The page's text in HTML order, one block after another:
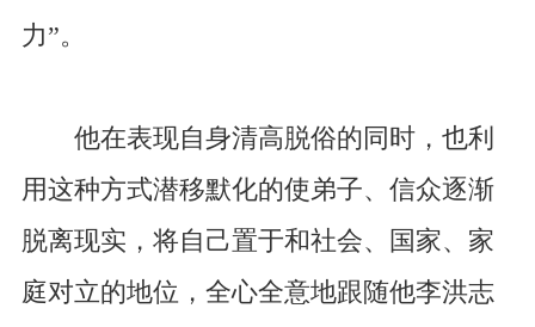
力”。
他在表现自身清高脱俗的同时，也利
用这种方式潜移默化的使弟子、信众逐渐
脱离现实，将自己置于和社会、国家、家
庭对立的地位，全心全意地跟随他李洪志